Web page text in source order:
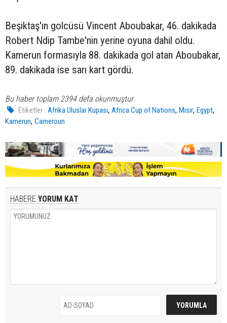
Beşiktaş'ın golcüsü Vincent Aboubakar, 46. dakikada
Robert Ndip Tambe'nin yerine oyuna dahil oldu.
Kamerun formasıyla 88. dakikada gol atan Aboubakar,
89. dakikada ise sarı kart gördü.
Bu haber toplam 2394 defa okunmuştur
Etiketler : Afrika Uluslar Kupası,Africa Cup of Nations,Mısır,Egypt,
Kamerun, Cameroun
HABERE YORUM KAT